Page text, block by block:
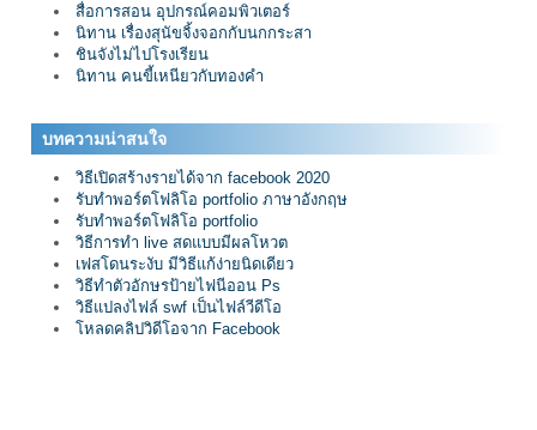
สื่อการสอน อุปกรณ์คอมพิวเตอร์
นิทาน เรื่องสุนัขจิ้งจอกกับนกกระสา
ชินจังไม่ไปโรงเรียน
นิทาน คนขี้เหนียวกับทองคำ
บทความน่าสนใจ
วิธีเปิดสร้างรายได้จาก facebook 2020
รับทำพอร์ตโฟลิโอ portfolio ภาษาอังกฤษ
รับทำพอร์ตโฟลิโอ portfolio
วิธีการทำ live สดแบบมีผลโหวต
เฟสโดนระงับ มีวิธีแก้ง่ายนิดเดียว
วิธีทำตัวอักษรป้ายไฟนีออน Ps
วิธีแปลงไฟล์ swf เป็นไฟล์วีดีโอ
โหลดคลิปวิดีโอจาก Facebook